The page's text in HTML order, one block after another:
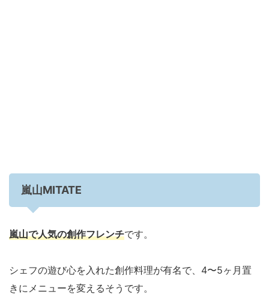
嵐山MITATE
嵐山で人気の創作フレンチです。
シェフの遊び心を入れた創作料理が有名で、4〜5ヶ月置
きにメニューを変えるそうです。